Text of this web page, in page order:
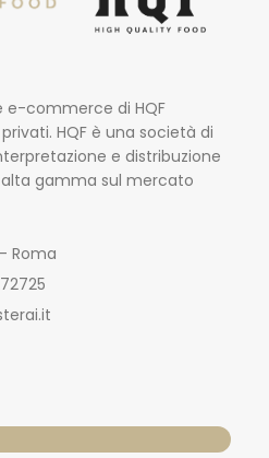
e-commerce di HQF
HQF è una società di
e distribuzione
gamma sul mercato
Roma